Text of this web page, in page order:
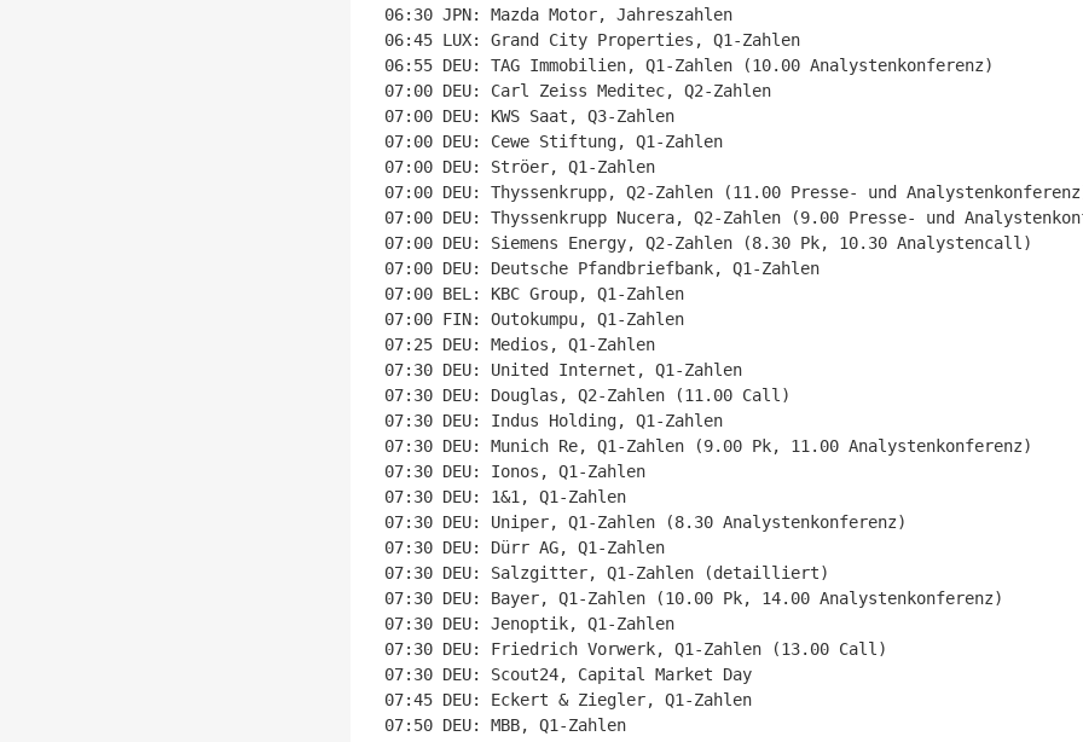
06:30 JPN: Mazda Motor, Jahreszahlen
06:45 LUX: Grand City Properties, Q1-Zahlen
06:55 DEU: TAG Immobilien, Q1-Zahlen (10.00 Analystenkonferenz)
07:00 DEU: Carl Zeiss Meditec, Q2-Zahlen
07:00 DEU: KWS Saat, Q3-Zahlen
07:00 DEU: Cewe Stiftung, Q1-Zahlen
07:00 DEU: Ströer, Q1-Zahlen
07:00 DEU: Thyssenkrupp, Q2-Zahlen (11.00 Presse- und
07:00 DEU: Thyssenkrupp Nucera, Q2-Zahlen (9.00 Presse- und
07:00 DEU: Siemens Energy, Q2-Zahlen (8.30 Pk, 10.30 Analystencall)
07:00 DEU: Deutsche Pfandbriefbank, Q1-Zahlen
07:00 BEL: KBC Group, Q1-Zahlen
07:00 FIN: Outokumpu, Q1-Zahlen
07:25 DEU: Medios, Q1-Zahlen
07:30 DEU: United Internet, Q1-Zahlen
07:30 DEU: Douglas, Q2-Zahlen (11.00 Call)
07:30 DEU: Indus Holding, Q1-Zahlen
07:30 DEU: Munich Re, Q1-Zahlen (9.00 Pk, 11.00 Analystenkonferenz)
07:30 DEU: Ionos, Q1-Zahlen
07:30 DEU: 1&1, Q1-Zahlen
07:30 DEU: Uniper, Q1-Zahlen (8.30 Analystenkonferenz)
07:30 DEU: Dürr AG, Q1-Zahlen
07:30 DEU: Salzgitter, Q1-Zahlen (detailliert)
07:30 DEU: Bayer, Q1-Zahlen (10.00 Pk, 14.00 Analystenkonferenz)
07:30 DEU: Jenoptik, Q1-Zahlen
07:30 DEU: Friedrich Vorwerk, Q1-Zahlen (13.00 Call)
07:30 DEU: Scout24, Capital Market Day
07:45 DEU: Eckert & Ziegler, Q1-Zahlen
07:50 DEU: MBB, Q1-Zahlen